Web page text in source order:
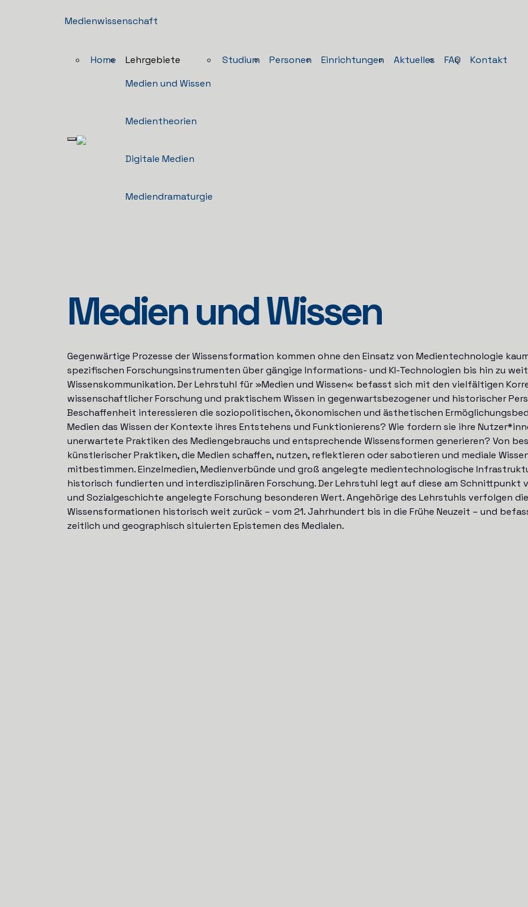
Medienwissenschaft
Home
Lehrgebiete
Medien und Wissen
Medientheorien
Digitale Medien
Mediendramaturgie
Studium Personen Einrichtungen Aktuelles FAQ Kontakt
Medien und Wissen
Gegenwärtige Prozesse der Wissensformation kommen ohne den Einsatz von Medientechnologie
spezifischen Forschungsinstrumenten über gängige Informations- und KI-Technologien bis hin zu
Wissenskommunikation. Der Lehrstuhl für »Medien und Wissen« befasst sich mit den vielfältigen
wissenschaftlicher Forschung und praktischem Wissen in gegenwartsbezogener und historischer
Beschaffenheit interessieren die soziopolitischen, ökonomischen und ästhetischen
Medien das Wissen der Kontexte ihres Entstehens und Funktionierens? Wie fordern sie ihre
unerwartete Praktiken des Mediengebrauchs und entsprechende Wissensformen generieren? Von
künstlerischer Praktiken, die Medien schaffen, nutzen, reflektieren oder sabotieren und mediale
mitbestimmen. Einzelmedien, Medienverbünde und groß angelegte medientechnologische
historisch fundierten und interdisziplinären Forschung. Der Lehrstuhl legt auf diese am Schnittpunkt
und Sozialgeschichte angelegte Forschung besonderen Wert. Angehörige des Lehrstuhls verfolgen
Wissensformationen historisch weit zurück – vom 21. Jahrhundert bis in die Frühe Neuzeit – und
zeitlich und geographisch situierten Epistemen des Medialen.